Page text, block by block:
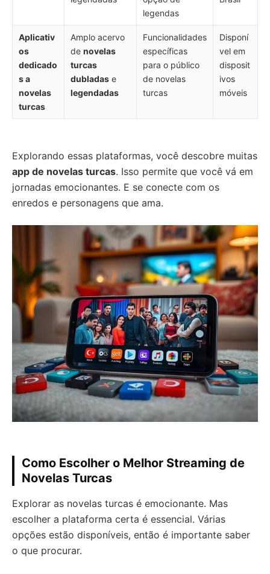
legendas
Aplicativ
os
dedicado
s a
novelas
turcas
Amplo acervo
de novelas
turcas
dubladas e
legendadas
Funcionalidades
específicas
para o público
de novelas
turcas
Disponí
vel em
disposit
ivos
móveis
Explorando essas plataformas, você descobre muitas
app de novelas turcas. Isso permite que você vá em
jornadas emocionantes. E se conecte com os
enredos e personagens que ama.
Como Escolher o Melhor Streaming de
Novelas Turcas
Explorar as novelas turcas é emocionante. Mas
escolher a plataforma certa é essencial. Várias
opções estão disponíveis, então é importante saber
o que procurar.